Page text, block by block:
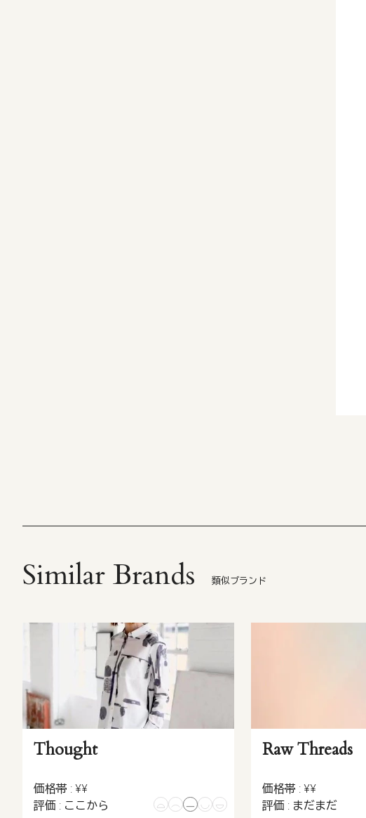
Similar Brands 類似ブランド
Thought
価格帯 : ¥¥
評価 : ここから
Raw Threads
価格帯 : ¥¥
評価 : まだまだ